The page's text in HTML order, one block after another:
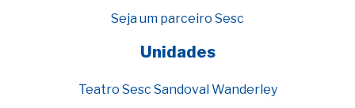
Seja um parceiro Sesc
Unidades
Teatro Sesc Sandoval Wanderley